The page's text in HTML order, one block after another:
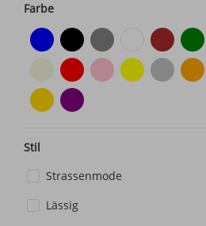
Farbe
Stil
Strassenmode
Lässig